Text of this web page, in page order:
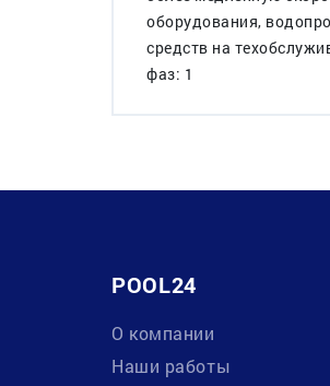
оборудования,
средств на
фаз: 1
POOL24
О компании
Наши работы